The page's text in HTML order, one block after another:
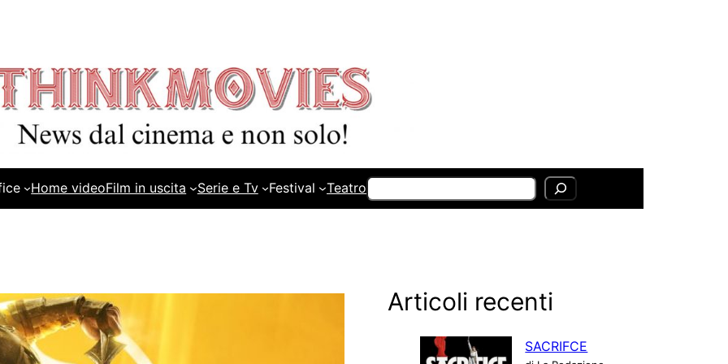
Home videoFilm in uscita Serie e Tv Festival TeatroSearch
Articoli recenti
SACRIFCE